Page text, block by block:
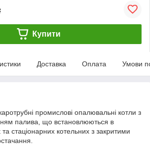
Купити
Доставка Оплата Умови
промислові опалювальні котли з
палива, що встановлюються в
стаціонарних котельних з закритими